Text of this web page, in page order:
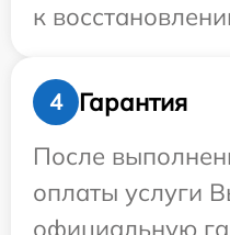
к
4
Гарантия
После
оплаты услуги
официальную